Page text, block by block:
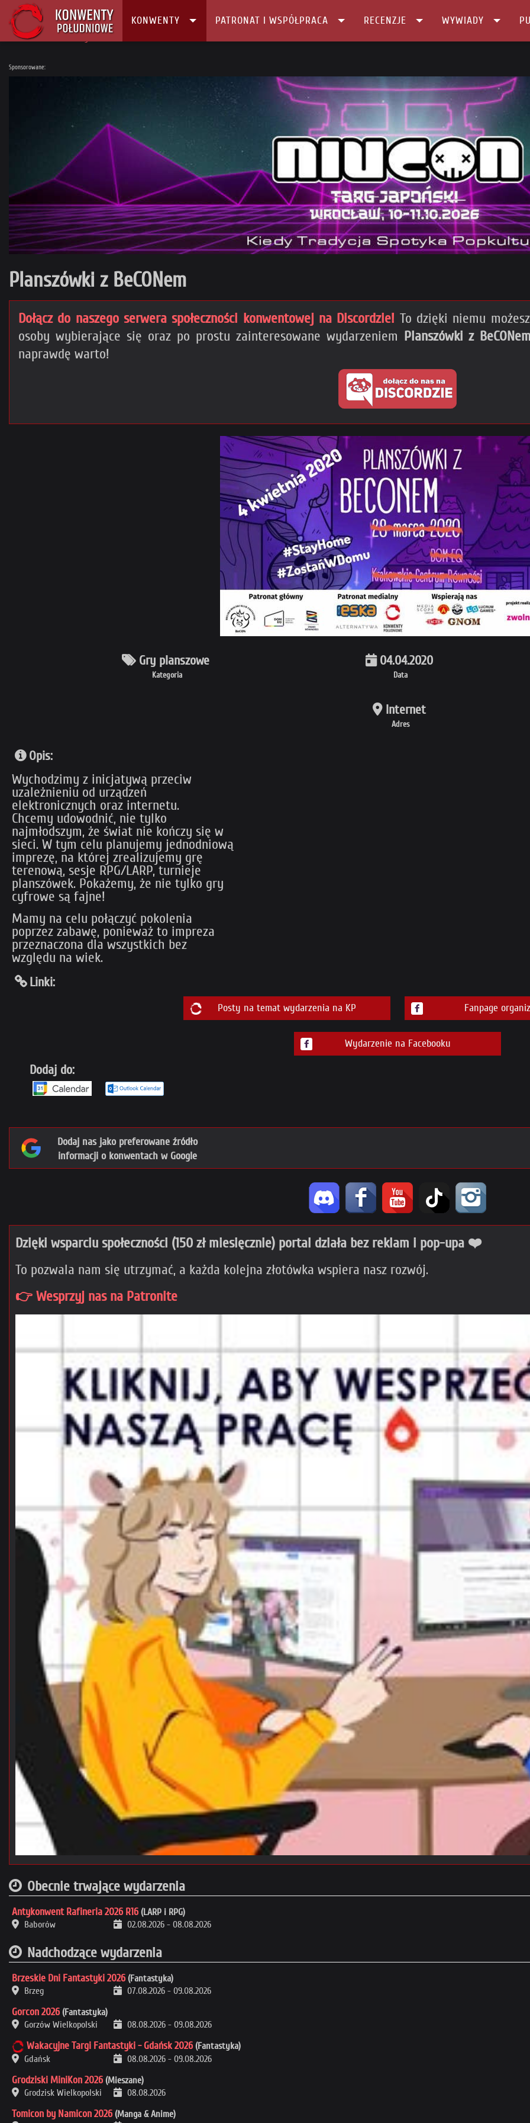
KONWENTY PATRONAT I WSPÓŁPRACA RECENZJE WYWIADY
Główna
Sponsorowane:
Planszówki z BeCONem
Dołącz do naszego serwera społeczności konwentowej na Discordzie! To dzięki niemu
osoby wybierające się oraz po prostu zainteresowane wydarzeniem Planszówki z BeCONem
naprawdę warto!
Kategoria
Gry planszowe
Data
04.04.2020
Adres
Internet
Opis:
Wychodzimy z inicjatywą przeciw
uzależnieniu od urządzeń
elektronicznych oraz internetu.
Chcemy udowodnić, nie tylko
najmłodszym, że świat nie kończy się w
sieci. W tym celu planujemy jednodniową
imprezę, na której zrealizujemy grę
terenową, sesje RPG/LARP, turnieje
planszówek. Pokażemy, że nie tylko gry
cyfrowe są fajne!
Mamy na celu połączyć pokolenia
poprzez zabawę, ponieważ to impreza
przeznaczona dla wszystkich bez
względu na wiek.
Linki:
Posty na temat wydarzenia na KP Fanpage
Wydarzenie na Facebooku
Dodaj do:
Dodaj nas jako preferowane źródło
informacji o konwentach w Google
Dzięki wsparciu społeczności (150 zł miesięcznie) portal działa bez reklam i pop-upa ❤️
To pozwala nam się utrzymać, a każda kolejna złotówka wspiera nasz rozwój.
👉 Wesprzyj nas na Patronite
Obecnie trwające wydarzenia
Antykonwent Rafineria 2026 R16 (LARP i RPG)
Baborów
02.08.2026 - 08.08.2026
Nadchodzące wydarzenia
Brzeskie Dni Fantastyki 2026 (Fantastyka)
Brzeg
07.08.2026 - 09.08.2026
Gorcon 2026 (Fantastyka)
Gorzów Wielkopolski
08.08.2026 - 09.08.2026
Wakacyjne Targi Fantastyki - Gdańsk 2026 (Fantastyka)
Gdańsk
08.08.2026 - 09.08.2026
Grodziski MiniKon 2026 (Mieszane)
Grodzisk Wielkopolski
08.08.2026
Tomicon by Namicon 2026 (Manga & Anime)